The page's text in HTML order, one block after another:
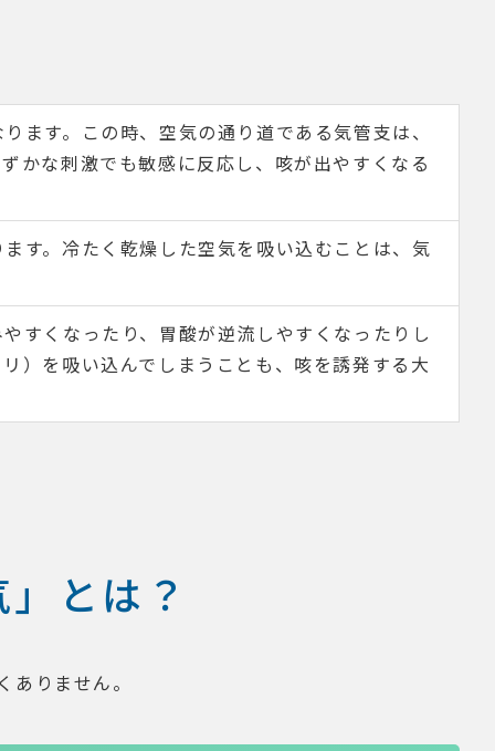
ます。この時、空気の通り道である気管支は、
かな刺激でも敏感に反応し、咳が出やすくなる
す。冷たく乾燥した空気を吸い込むことは、気
すくなったり、胃酸が逆流しやすくなったりし
）を吸い込んでしまうことも、咳を誘発する大
とは？
りません。